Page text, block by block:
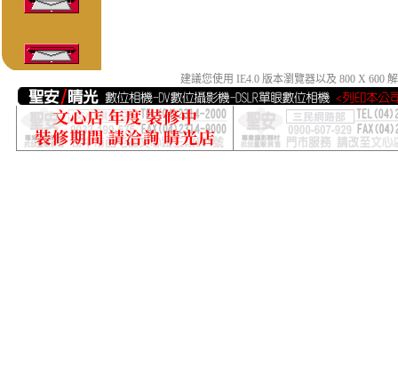
建議您使用 IE4.0 版本瀏覽器以及 800 X 600